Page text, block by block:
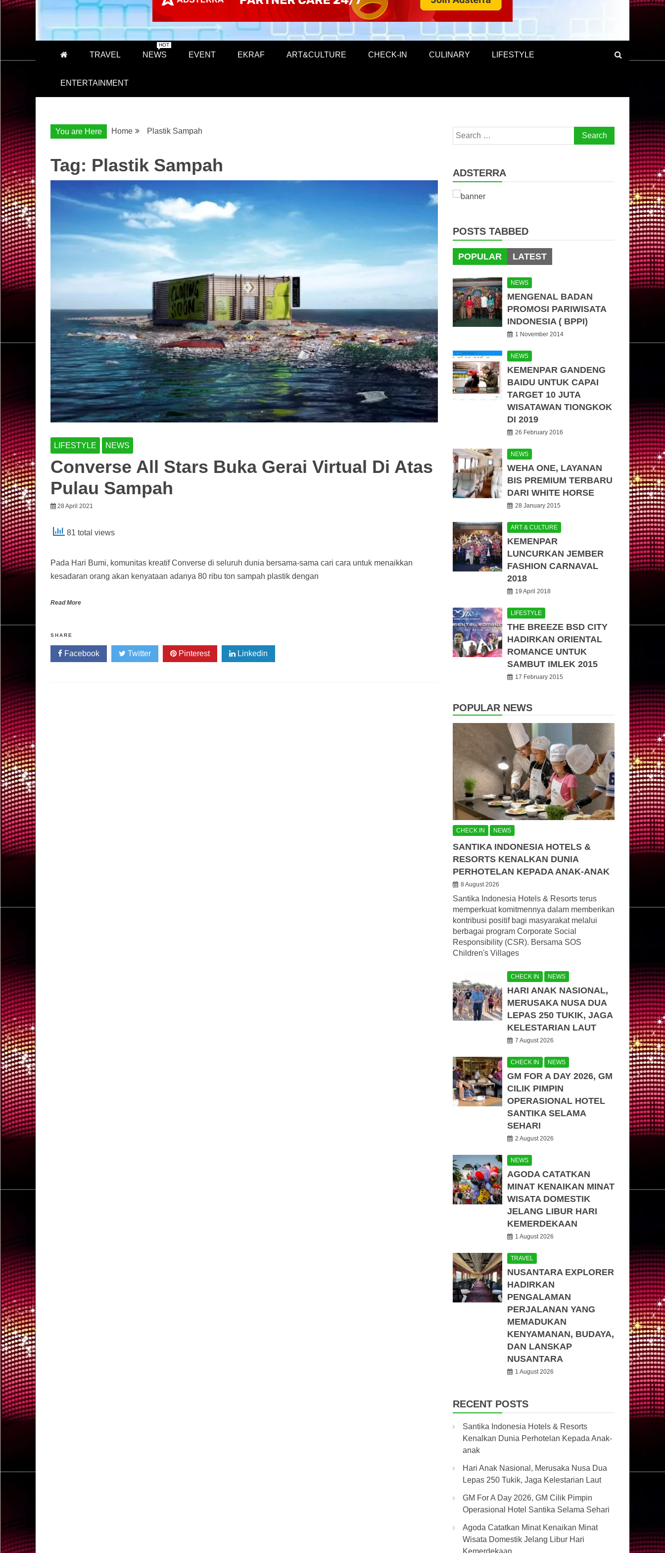
TRAVEL NEWS
HOT
EVENT EKRAF ART&CULTURE CHECK-IN CULINARY LIFESTYLE
ENTERTAINMENT
You are Here Home Plastik Sampah
Tag: Plastik Sampah
LIFESTYLE NEWS
Converse All Stars Buka Gerai Virtual Di Atas
Pulau Sampah
28 April 2021
81 total views
Pada Hari Bumi, komunitas kreatif Converse di seluruh dunia bersama-sama cari cara untuk menaikkan
kesadaran orang akan kenyataan adanya 80 ribu ton sampah plastik dengan
Read More
SHARE
Facebook Twitter Pinterest Linkedin
Search
for:
ADSTERRA
POSTS TABBED
POPULAR LATEST
NEWS
MENGENAL BADAN
PROMOSI PARIWISATA
INDONESIA ( BPPI)
1 November 2014
NEWS
KEMENPAR GANDENG
BAIDU UNTUK CAPAI
TARGET 10 JUTA
WISATAWAN TIONGKOK
DI 2019
26 February 2016
NEWS
WEHA ONE, LAYANAN
BIS PREMIUM TERBARU
DARI WHITE HORSE
28 January 2015
ART & CULTURE
KEMENPAR
LUNCURKAN JEMBER
FASHION CARNAVAL
2018
19 April 2018
LIFESTYLE
THE BREEZE BSD CITY
HADIRKAN ORIENTAL
ROMANCE UNTUK
SAMBUT IMLEK 2015
17 February 2015
POPULAR NEWS
CHECK IN NEWS
SANTIKA INDONESIA HOTELS &
RESORTS KENALKAN DUNIA
PERHOTELAN KEPADA ANAK-ANAK
8 August 2026
Santika Indonesia Hotels & Resorts terus
memperkuat komitmennya dalam memberikan
kontribusi positif bagi masyarakat melalui
berbagai program Corporate Social
Responsibility (CSR). Bersama SOS
Children's Villages
CHECK IN NEWS
HARI ANAK NASIONAL,
MERUSAKA NUSA DUA
LEPAS 250 TUKIK, JAGA
KELESTARIAN LAUT
7 August 2026
CHECK IN NEWS
GM FOR A DAY 2026, GM
CILIK PIMPIN
OPERASIONAL HOTEL
SANTIKA SELAMA
SEHARI
2 August 2026
NEWS
AGODA CATATKAN
MINAT KENAIKAN MINAT
WISATA DOMESTIK
JELANG LIBUR HARI
KEMERDEKAAN
1 August 2026
TRAVEL
NUSANTARA EXPLORER
HADIRKAN
PENGALAMAN
PERJALANAN YANG
MEMADUKAN
KENYAMANAN, BUDAYA,
DAN LANSKAP
NUSANTARA
1 August 2026
RECENT POSTS
Santika Indonesia Hotels & Resorts
Kenalkan Dunia Perhotelan Kepada Anak-
anak
Hari Anak Nasional, Merusaka Nusa Dua
Lepas 250 Tukik, Jaga Kelestarian Laut
GM For A Day 2026, GM Cilik Pimpin
Operasional Hotel Santika Selama Sehari
Agoda Catatkan Minat Kenaikan Minat
Wisata Domestik Jelang Libur Hari